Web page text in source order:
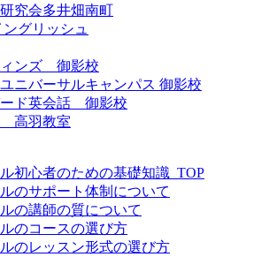
究会多井畑南町
グリッシュ
ィンズ 御影校
ニバーサルキャンパス 御影校
ード英会話 御影校
高羽教室
初心者のための基礎知識_TOP
のサポート体制について
の講師の質について
のコースの選び方
のレッスン形式の選び方